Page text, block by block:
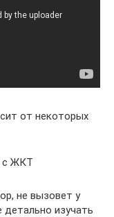
от некоторых
с ЖКТ
не вызовет у
детально изучать